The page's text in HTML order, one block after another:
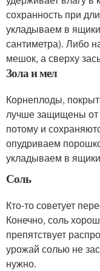
сохранность при
укладываем в
сантиметра). Либо
мешок, а сверху
Зола и мел
Корнеплоды,
лучше защищены от
потому и
опудриваем
укладываем в
Соль
Кто-то советует
Конечно, соль
препятствует
урожай солью не
нужно.